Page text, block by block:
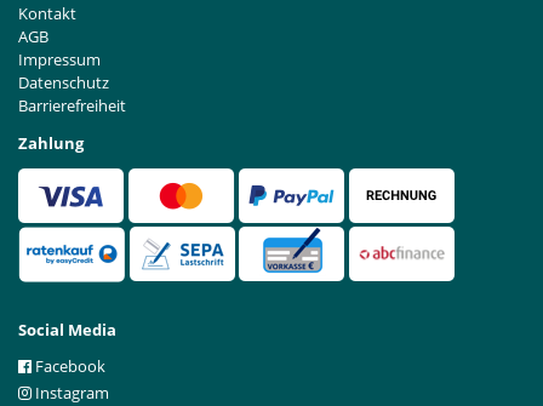
Kontakt
AGB
Impressum
Datenschutz
Barrierefreiheit
Zahlung
Social Media
Facebook
Instagram